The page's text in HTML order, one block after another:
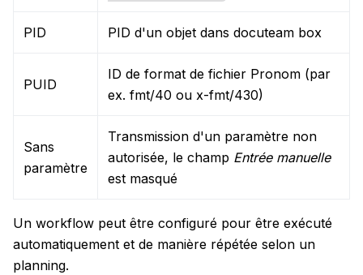
PID PID d'un objet dans docuteam box
PUID
ID de format de fichier Pronom (par
ex. fmt/40 ou x-fmt/430)
Sans
paramètre
Transmission d'un paramètre non
autorisée, le champ Entrée manuelle
est masqué
Un workflow peut être configuré pour être exécuté
automatiquement et de manière répétée selon un
planning.